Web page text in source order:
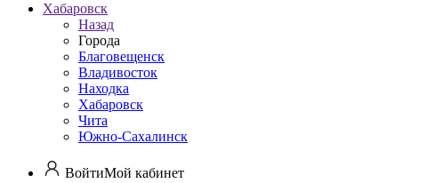
Хабаровск
Назад
Города
Благовещенск
Владивосток
Находка
Хабаровск
Чита
Южно-Сахалинск
ВойтиМой кабинет